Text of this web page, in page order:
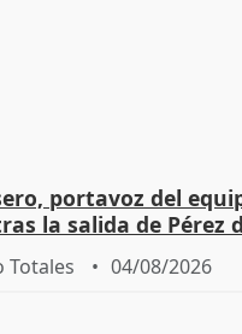
portavoz del
la salida de Pérez
Totales 04/08/2026